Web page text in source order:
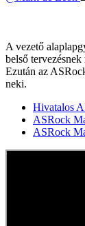
A vezető
belső
Ezután az
neki.
Hivatalos
ASRock
ASRock